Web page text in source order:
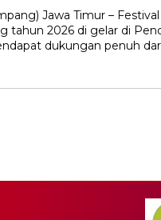
Jawa Timur –
tahun 2026 di gelar di
dukungan penuh